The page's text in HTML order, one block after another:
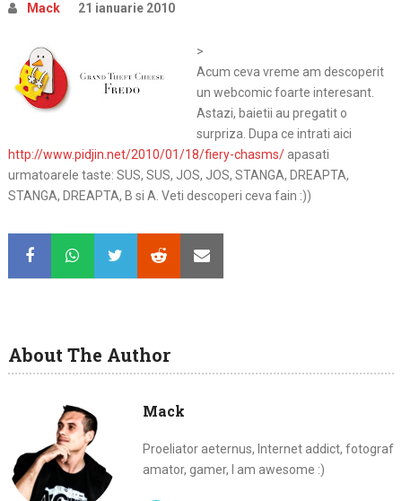
Mack 21 ianuarie 2010
>
Acum ceva vreme am descoperit
un webcomic foarte interesant.
Astazi, baietii au pregatit o
surpriza. Dupa ce intrati aici
http://www.pidjin.net/2010/01/18/fiery-chasms/apasati
urmatoarele taste: SUS, SUS, JOS, JOS, STANGA, DREAPTA,
STANGA, DREAPTA, B si A. Veti descoperi ceva fain :))
About The Author
Mack
Proeliator aeternus, Internet addict, fotograf
amator, gamer, I am awesome :)